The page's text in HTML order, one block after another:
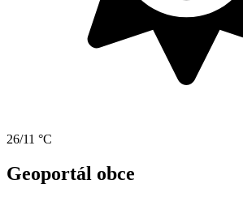
26/11 °C
Geoportál obce